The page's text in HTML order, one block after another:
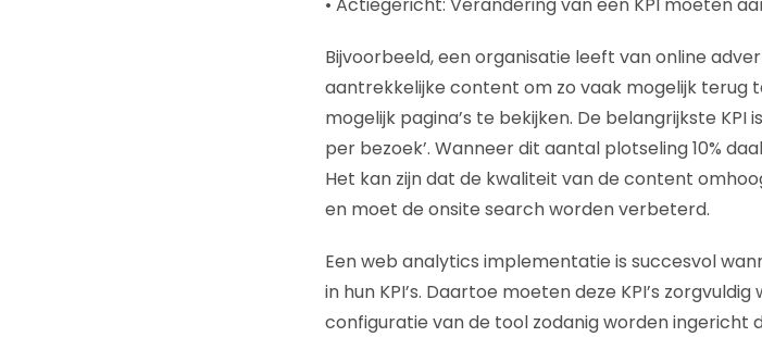
• Actiegericht: Verandering van een KPI moeten
Bijvoorbeeld, een organisatie leeft van online
aantrekkelijke content om zo vaak mogelijk terug
mogelijk pagina’s te bekijken. De belangrijkste KPI
per bezoek’. Wanneer dit aantal plotseling 10%
Het kan zijn dat de kwaliteit van de content
en moet de onsite search worden verbeterd.
Een web analytics implementatie is succesvol
in hun KPI’s. Daartoe moeten deze KPI’s
configuratie van de tool zodanig worden ingericht